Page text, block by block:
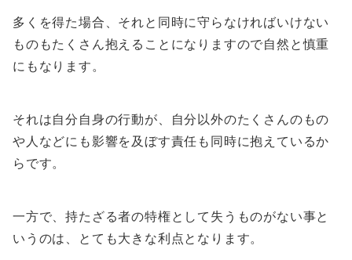
多くを得た場合、それと同時に守らなければいけない
ものもたくさん抱えることになりますので自然と慎重
にもなります。
それは自分自身の行動が、自分以外のたくさんのもの
や人などにも影響を及ぼす責任も同時に抱えているか
らです。
一方で、持たざる者の特権として失うものがない事と
いうのは、とても大きな利点となります。